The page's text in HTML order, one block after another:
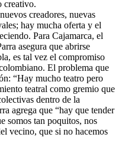
creativo.
creadores, nuevas
hay mucha oferta y el
Para Cajamarca, el
asegura que abrirse
es tal vez el compromiso
El problema que
“Hay mucho teatro pero
teatral como gremio que
dentro de la
agrega que “hay que tender
somos tan poquitos, nos
vecino, que si no hacemos